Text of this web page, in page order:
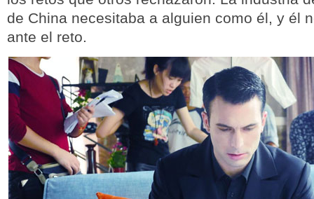
de China necesitaba a alguien como él, y él
ante el reto.